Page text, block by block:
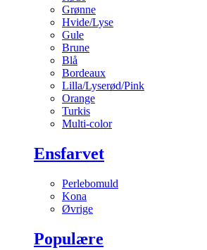
Grønne
Hvide/Lyse
Gule
Brune
Blå
Bordeaux
Lilla/Lyserød/Pink
Orange
Turkis
Multi-color
Ensfarvet
Perlebomuld
Kona
Øvrige
Populære